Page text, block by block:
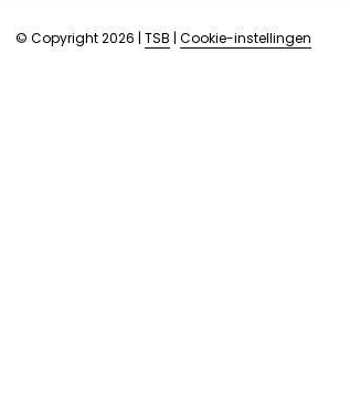
© Copyright 2026 | TSB | Cookie-instellingen